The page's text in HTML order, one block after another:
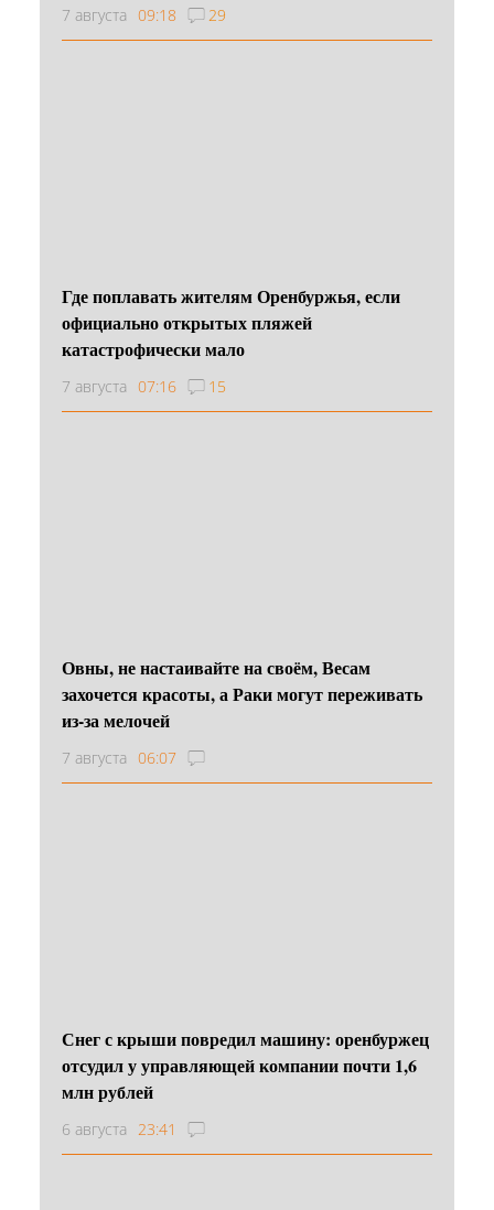
7 августа 09:18 29
Где поплавать жителям Оренбуржья, если
официально открытых пляжей
катастрофически мало
7 августа 07:16 15
Овны, не настаивайте на своём, Весам
захочется красоты, а Раки могут переживать
из-за мелочей
7 августа 06:07
Снег с крыши повредил машину: оренбуржец
отсудил у управляющей компании почти 1,6
млн рублей
6 августа 23:41